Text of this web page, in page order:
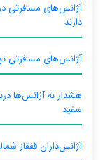
آژانس‌های مسافرتی در
دارند
آژانس‌های مسافرتی
هشدار به آژانس‌ها
سفید
آژانس‌داران قفقاز